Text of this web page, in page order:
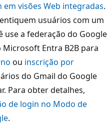
visões Web integradas.
usuários com um
use a federação do Google
Microsoft Entra B2B para
ou inscrição por
do Gmail do Google
Para obter detalhes,
de login no Modo de
.